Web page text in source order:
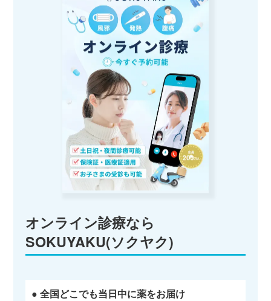
オンライン診療なら
SOKUYAKU(ソクヤク)
● 全国どこでも当日中に薬をお届け